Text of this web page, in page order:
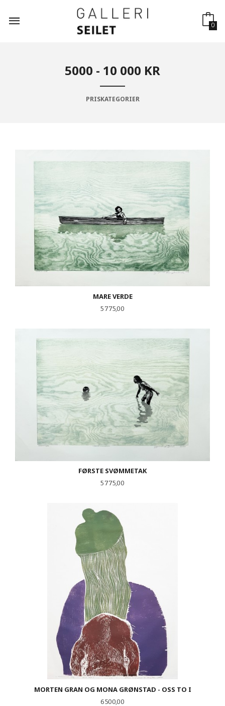
innholdet
0
5000 - 10 000 KR
PRISKATEGORIER
MARE VERDE
Pris
5 775,00
FØRSTE SVØMMETAK
Pris
5 775,00
MORTEN GRAN OG MONA GRØNSTAD - OSS TO I
Pris
6 500,00